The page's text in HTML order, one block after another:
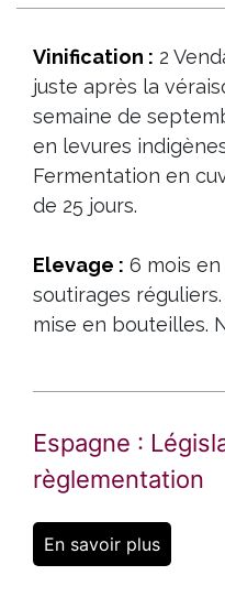
Vinification : 2
juste après la
semaine de
en levures
Fermentation en
de 25 jours.
Elevage : 6 mois
soutirages
mise en bouteilles.
Espagne :
règlementation
En savoir plus